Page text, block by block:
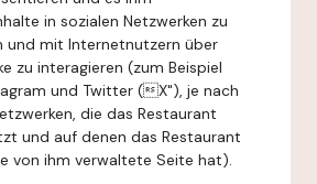
in sozialen Netzwerken zu
und mit Internetnutzern über
zu interagieren (zum Beispiel
und Twitter (X"), je nach
die das Restaurant
und auf denen das Restaurant
von ihm verwaltete Seite hat).